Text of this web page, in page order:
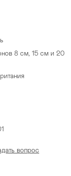
8 см, 15 см и 20
вопрос